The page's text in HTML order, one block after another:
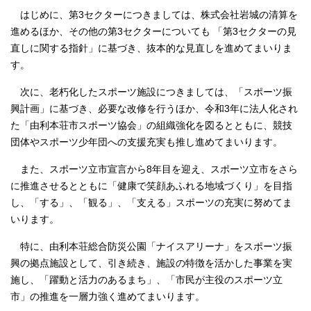
はじめに、第3セクターにつきましては、株式会社岩城の清算を
進めるほか、その他の第3セクターについても 「第3セクターの見
直しに関する指針」に基づき、抜本的な見直しを進めてまいりま
す。
次に、老朽化したスポーツ施設につきましては、「スポーツ振
興計画」に基づき、必要な改修を行うほか、令和3年に法人化され
た「由利本荘市スポーツ協会」の組織強化を図るとともに、競技
団体やスポーツ少年団への支援充実も推し進めてまいります。
また、スポーツ立市宣言から8年目を迎え、スポーツ立市をさら
に推進させるとともに「健康で笑顔あふれる地域づくり」を目指
し、「する」、「観る」、「支える」スポーツの充実に努めてま
いります。
特に、由利本荘総合防災公園「ナイスアリーナ」をスポーツ振
興の拠点施設として、引き続き、施設の特徴を活かした事業を実
施し、「躍動と活力のあるまち」、「市民が主役のスポーツ立
市」の推進を一層力強く進めてまいります。